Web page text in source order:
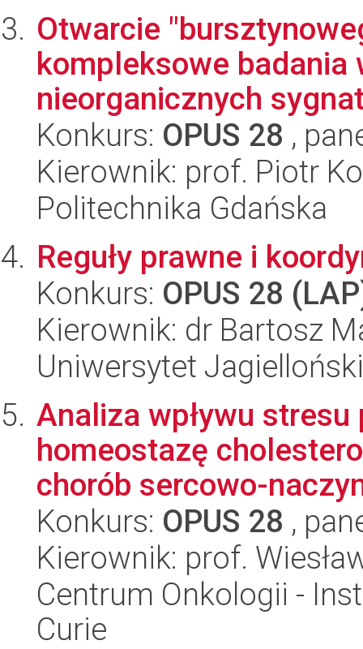
Otwarcie
kompleksowe badania
nieorganicznych
Konkurs: OPUS 28 ,
Kierownik: prof. Piotr
Politechnika Gdańska
Reguły prawne i
Konkurs: OPUS 28
Kierownik: dr Bartosz
Uniwersytet Jagielloński
Analiza wpływu
homeostazę
chorób sercowo-
Konkurs: OPUS 28 ,
Kierownik: prof.
Centrum Onkologii -
Curie